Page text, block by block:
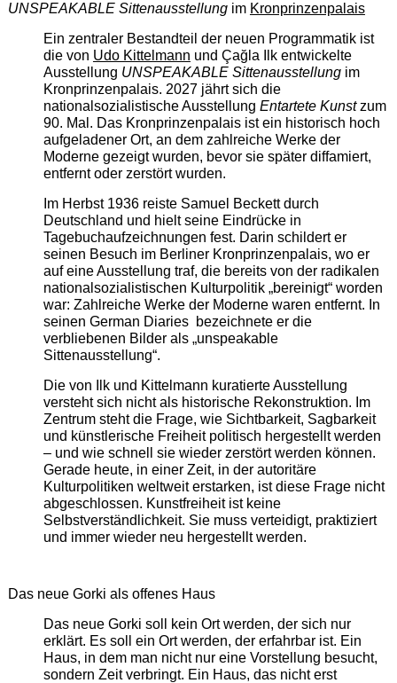
UNSPEAKABLE Sittenausstellungim Kronprinzenpalais
Ein zentraler Bestandteil der neuen Programmatik ist
die von Udo Kittelmann und Çağla Ilk entwickelte
Ausstellung UNSPEAKABLE Sittenausstellungim
Kronprinzenpalais. 2027 jährt sich die
nationalsozialistische Ausstellung Entartete Kunstzum
90. Mal. Das Kronprinzenpalais ist ein historisch hoch
aufgeladener Ort, an dem zahlreiche Werke der
Moderne gezeigt wurden, bevor sie später diffamiert,
entfernt oder zerstört wurden.
Im Herbst 1936 reiste Samuel Beckett durch
Deutschland und hielt seine Eindrücke in
Tagebuchaufzeichnungen fest. Darin schildert er
seinen Besuch im Berliner Kronprinzenpalais, wo er
auf eine Ausstellung traf, die bereits von der radikalen
nationalsozialistischen Kulturpolitik „bereinigt“ worden
war: Zahlreiche Werke der Moderne waren entfernt. In
seinen German Diaries bezeichnete er die
verbliebenen Bilder als „unspeakable
Sittenausstellung“.
Die von Ilk und Kittelmann kuratierte Ausstellung
versteht sich nicht als historische Rekonstruktion. Im
Zentrum steht die Frage, wie Sichtbarkeit, Sagbarkeit
und künstlerische Freiheit politisch hergestellt werden
– und wie schnell sie wieder zerstört werden können.
Gerade heute, in einer Zeit, in der autoritäre
Kulturpolitiken weltweit erstarken, ist diese Frage nicht
abgeschlossen. Kunstfreiheit ist keine
Selbstverständlichkeit. Sie muss verteidigt, praktiziert
und immer wieder neu hergestellt werden.
Das neue Gorki als offenes Haus
Das neue Gorki soll kein Ort werden, der sich nur
erklärt. Es soll ein Ort werden, der erfahrbar ist. Ein
Haus, in dem man nicht nur eine Vorstellung besucht,
sondern Zeit verbringt. Ein Haus, das nicht erst